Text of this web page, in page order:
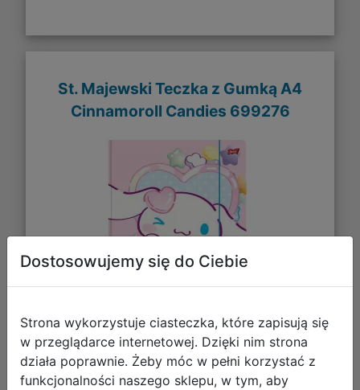
St. Majewski Teczka z Gumką A4
Cinnamoroll Candies 699276
6,99 zł
Dostosowujemy się do Ciebie
Strona wykorzystuje ciasteczka, które zapisują się
w przeglądarce internetowej. Dzięki nim strona
działa poprawnie. Żeby móc w pełni korzystać z
funkcjonalności naszego sklepu, w tym, aby